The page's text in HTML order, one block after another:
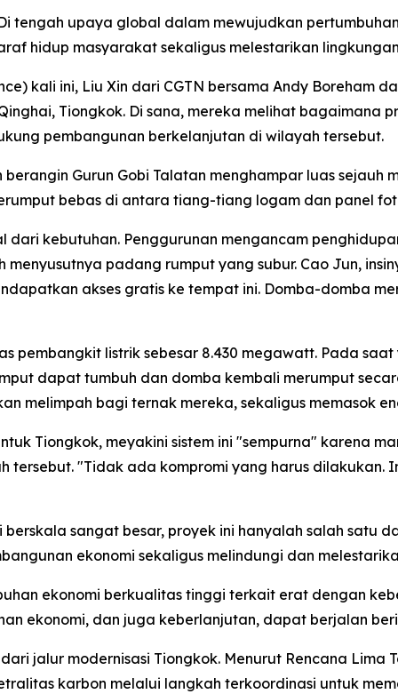
tengah upaya global dalam mewujudkan
hidup masyarakat sekaligus melestarikan
kali ini, Liu Xin dari CGTN bersama Andy Boreham
Tiongkok. Di sana, mereka melihat bagaimana
pembangunan berkelanjutan di wilayah tersebut.
Gurun Gobi Talatan menghampar luas sejauh
bebas di antara tiang-tiang logam dan panel
dari kebutuhan. Penggurunan mengancam
padang rumput yang subur. Cao Jun,
akses gratis ke tempat ini. Domba-domba
pembangkit listrik sebesar 8.430 megawatt. Pada
dapat tumbuh dan domba kembali merumput
melimpah bagi ternak mereka, sekaligus memasok
Tiongkok, meyakini sistem ini "sempurna" karena
"Tidak ada kompromi yang harus dilakukan.
sangat besar, proyek ini hanyalah salah satu
ekonomi sekaligus melindungi dan
ekonomi berkualitas tinggi terkait erat dengan
ekonomi, dan juga keberlanjutan, dapat berjalan
jalur modernisasi Tiongkok. Menurut Rencana Lima
karbon melalui langkah terkoordinasi untuk